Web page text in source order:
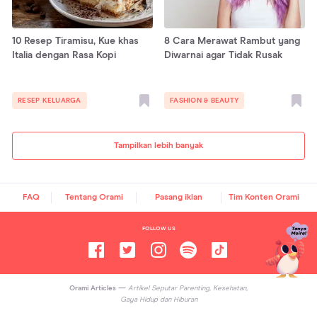
Tampilkan lebih banyak
10 Resep Tiramisu, Kue khas
Italia dengan Rasa Kopi
RESEP KELUARGA
8 Cara Merawat Rambut yang
Diwarnai agar Tidak Rusak
FASHION & BEAUTY
FAQ Tentang Orami Pasang iklan Tim Konten Orami
FOLLOW US
Orami Articles — Artikel Seputar Parenting, Kesehatan,
Gaya Hidup dan Hiburan